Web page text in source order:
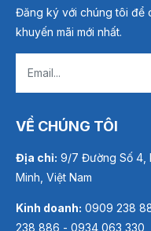
Đăng ký với chúng tôi để
khuyến mãi mới nhất.
VỀ CHÚNG TÔI
Địa chỉ: 9/7 Đường Số 4,
Minh, Việt Nam
Kinh doanh: 0909 238
238 886 - 0934 063 330